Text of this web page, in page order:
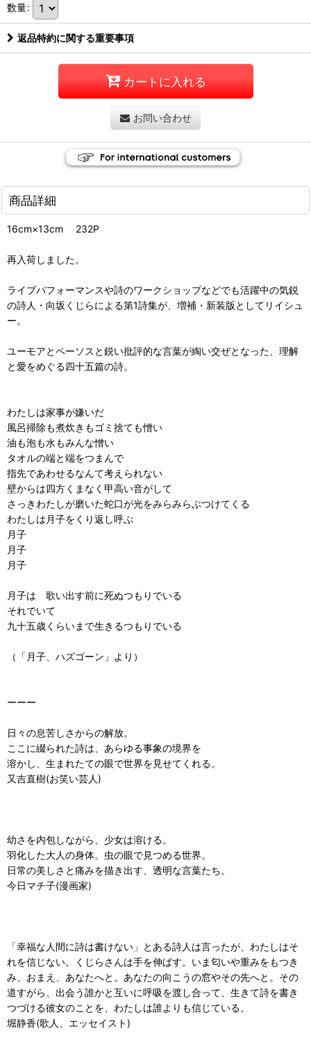
数量:
返品特約に関する重要事項
カートに入れる
お問い合わせ
商品詳細
16cm×13cm 232P
再入荷しました。
ライブパフォーマンスや詩のワークショップなどでも活躍中の気鋭
の詩人・向坂くじらによる第1詩集が、増補・新装版としてリイシュ
ー。
ユーモアとペーソスと鋭い批評的な言葉が綯い交ぜとなった、理解
と愛をめぐる四十五篇の詩。
わたしは家事が嫌いだ
風呂掃除も煮炊きもゴミ捨ても憎い
油も泡も水もみんな憎い
タオルの端と端をつまんで
指先であわせるなんて考えられない
壁からは四方くまなく甲高い音がして
さっきわたしが磨いた蛇口が光をみらみらぶつけてくる
わたしは月子をくり返し呼ぶ
月子
月子
月子
月子は 歌い出す前に死ぬつもりでいる
それでいて
九十五歳くらいまで生きるつもりでいる
（「月子、ハズゴーン」より）
ーーー
日々の息苦しさからの解放。
ここに綴られた詩は、あらゆる事象の境界を
溶かし、生まれたての眼で世界を見せてくれる。
又吉直樹(お笑い芸人)
幼さを内包しながら、少女は溶ける。
羽化した大人の身体。虫の眼で見つめる世界。
日常の美しさと痛みを描き出す、透明な言葉たち。
今日マチ子(漫画家)
「幸福な人間に詩は書けない」とある詩人は言ったが、わたしはそ
れを信じない。くじらさんは手を伸ばす。いま匂いや重みをもつき
み、おまえ、あなたへと。あなたの向こうの窓やその先へと。その
道すがら、出会う誰かと互いに呼吸を渡し合って、生きて詩を書き
つづける彼女のことを、わたしは誰よりも信じている。
堀静香(歌人、エッセイスト)